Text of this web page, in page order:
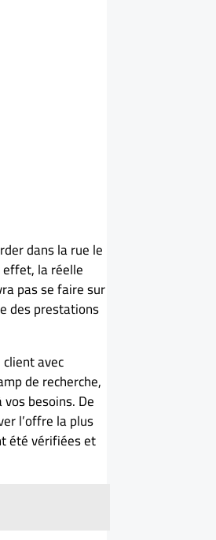
dans la rue le
la réelle
pas se faire sur
des prestations
avec
de recherche,
besoins. De
l’offre la plus
été vérifiées et